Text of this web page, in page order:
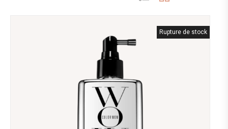
Rupture de stock